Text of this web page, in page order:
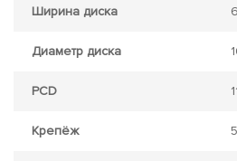
Ширина диска
Диаметр диска
PCD
Крепёж 5